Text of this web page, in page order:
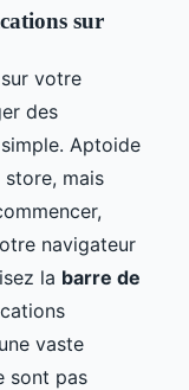
sur
sur votre
des
Aptoide
mais
navigateur
la barre de
vaste
sont pas